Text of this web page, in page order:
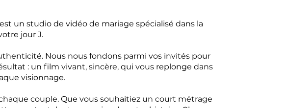
un studio de vidéo de mariage spécialisé dans la
jour J.
Nous nous fondons parmi vos invités pour
: un film vivant, sincère, qui vous replonge dans
visionnage.
couple. Que vous souhaitiez un court métrage